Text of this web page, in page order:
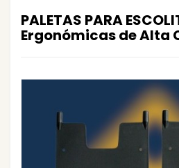
PALETAS PARA
Ergonómicas de Alta